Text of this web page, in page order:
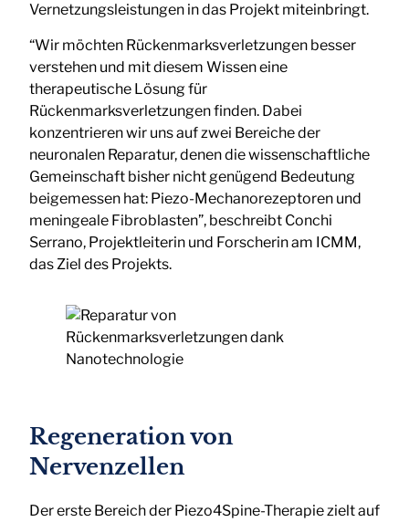
Vernetzungsleistungen in das Projekt miteinbringt.
“Wir möchten Rückenmarksverletzungen besser
verstehen und mit diesem Wissen eine
therapeutische Lösung für
Rückenmarksverletzungen finden. Dabei
konzentrieren wir uns auf zwei Bereiche der
neuronalen Reparatur, denen die wissenschaftliche
Gemeinschaft bisher nicht genügend Bedeutung
beigemessen hat: Piezo-Mechanorezeptoren und
meningeale Fibroblasten”, beschreibt Conchi
Serrano, Projektleiterin und Forscherin am ICMM,
das Ziel des Projekts.
Regeneration von
Nervenzellen
Der erste Bereich der Piezo4Spine-Therapie zielt auf